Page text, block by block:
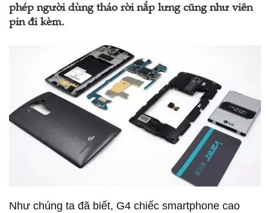
phép người dùng tháo rời nắp lưng cũng như viên
pin đi kèm.
Như chúng ta đã biết, G4 chiếc smartphone cao